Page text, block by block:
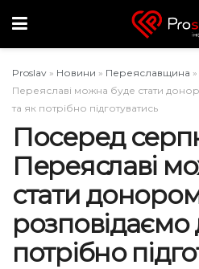
Proslav » Новини » Переяславщина »
Переяславі можна буде стати
та як потрібно підготуватись
Посеред
Переяславі
стати
розповідаємо
потрібно